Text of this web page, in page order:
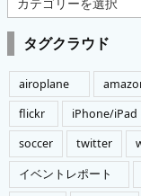
テ
ゴ
リ
ー
タグクラウド
airoplane
flickr
iPhone/iPad
soccer
twitter
イベントレポート